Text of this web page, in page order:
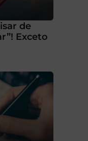
de
Exceto